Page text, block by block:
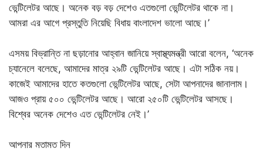
ভেন্টিলেটর আছে। অনেক বড় বড় দেশেও এতগুলো ভেন্টিলেটর থাকে না।
আমরা এর আগে প্রস্তুতি নিয়েছি বিধায় বাংলাদেশ ভালো আছে।’
এসময় বিভ্রান্তি না ছড়ানোর আহ্বান জানিয়ে স্বাস্থ্যমন্ত্রী আরো বলেন, ‘অনেক
চ্যানেলে বলেছে, আমাদের মাত্র ২৯টি ভেন্টিলেটর আছে। এটা সঠিক নয়।
কাজেই আমাদের হাতে কতগুলো ভেন্টিলেটর আছে, সেটা আপনাদের জানালাম।
আজও প্রায় ৫০০ ভেন্টিলেটর আছে। আরো ২৫০টি ভেন্টিলেটর আসছে।
বিশ্বের অনেক দেশেও এত ভেন্টিলেটর নেই।’
আপনার মতামত দিন